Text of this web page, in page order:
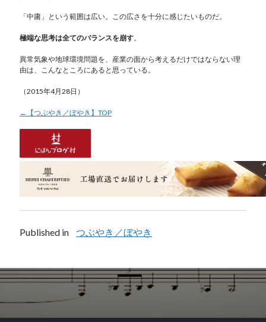
「中庸」という範囲は広い。この広さを十分に感じたいものだ。
極端な思考は全てのバランスを崩す。
異常気象や地球環境問題を、産業の面から考えるだけではならない理
由は、こんなところにあると思っている。
（2015年4月28日）
←【つぶやき／ぼやき】TOP
Published in つぶやき／ぼやき